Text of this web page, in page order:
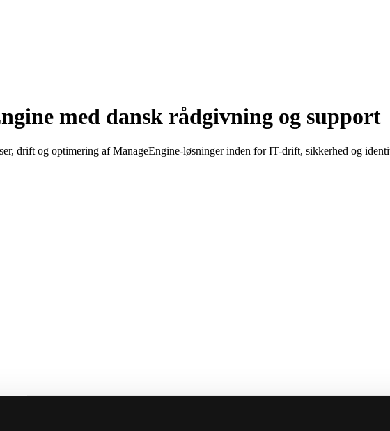
med dansk rådgivning og support
drift og optimering af ManageEngine-løsninger inden for IT-drift, sikkerhed og